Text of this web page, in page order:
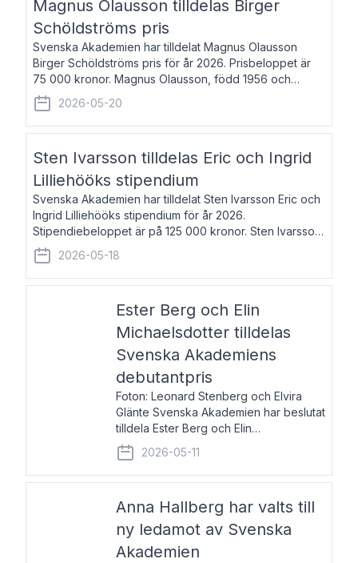
Magnus Olausson tilldelas Birger
Schöldströms pris
Svenska Akademien har tilldelat Magnus Olausson
Birger Schöldströms pris för år 2026. Prisbeloppet är
75 000 kronor. Magnus Olausson, född 1956 och
bosatt i Stockholm, är konstvetare, museiman och
hovman. Han disputerade 1993 vid Uppsala un
2026-05-20
Sten Ivarsson tilldelas Eric och Ingrid
Lilliehööks stipendium
Svenska Akademien har tilldelat Sten Ivarsson Eric och
Ingrid Lilliehööks stipendium för år 2026.
Stipendiebeloppet är på 125 000 kronor. Sten Ivarsson,
född 1979, är mediateksamordnare vid
Söderslättsgymnasiet i Trelleborg. Här har han på
2026-05-18
Ester Berg och Elin
Michaelsdotter tilldelas
Svenska Akademiens
debutantpris
Foton: Leonard Stenberg och Elvira
Glänte Svenska Akademien har beslutat
tilldela Ester Berg och Elin
Michaelsdotter Svenska Akademiens
debutantpris för år 2026. Priset är
nyinstiftat och syftar till att lyfta fram
2026-05-11
Anna Hallberg har valts till
ny ledamot av Svenska
Akademien